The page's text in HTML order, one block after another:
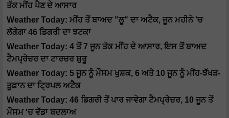
ਤੱਕ ਮੀਂਹ ਪੈਣ ਦੇ ਆਸਾਰ
Weather Today: ਮੀਂਹ ਤੋਂ ਬਾਅਦ "ਲੂ" ਦਾ ਅਟੈਕ, ਜੂਨ ਮਹੀਨੇ 'ਚ
ਲੱਗੇਗਾ 46 ਡਿਗਰੀ ਦਾ ਝਟਕਾ
Weather Today: 4 ਤੋਂ 7 ਜੂਨ ਤੱਕ ਮੀਂਹ ਦੇ ਆਸਾਰ, ਇਸ ਤੋਂ ਬਾਅਦ
ਟੈਮਪ੍ਰੇਚਰ ਦਾ ਟਾਰਚਰ ਸ਼ੁਰੂ
Weather Today: 5 ਜੂਨ ਨੂੰ ਮੌਸਮ ਖੁਸ਼ਕ, 6 ਅਤੇ 10 ਜੂਨ ਨੂੰ ਮੀਂਹ-ਝੱਖੜ-
ਤੂਫ਼ਾਨ ਦਾ ਟ੍ਰਿਪਲ ਅਟੈਕ
Weather Today: 46 ਡਿਗਰੀ ਤੋਂ ਪਾਰ ਜਾਵੇਗਾ ਟੈਮਪ੍ਰੇਚਰ, 10 ਜੂਨ ਤੋਂ
ਮੌਸਮ 'ਚ ਵੱਡਾ ਬਦਲਾਅ